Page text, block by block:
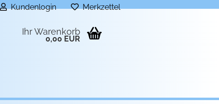
Kundenlogin Merkzettel
Ihr Warenkorb
0,00 EUR